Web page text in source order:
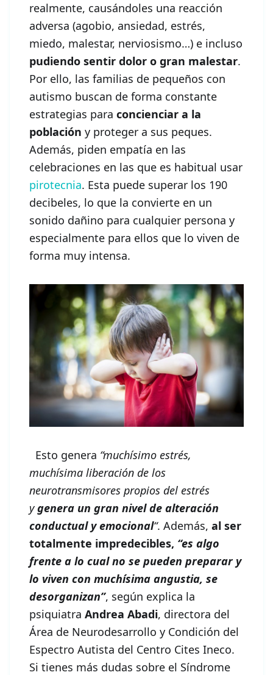
realmente, causándoles una reacción
adversa (agobio, ansiedad, estrés,
miedo, malestar, nerviosismo…) e incluso
pudiendo sentir dolor o gran malestar.
Por ello, las familias de pequeños con
autismo buscan de forma constante
estrategias para concienciar a la
población y proteger a sus peques.
Además, piden empatía en las
celebraciones en las que es habitual usar
pirotecnia. Esta puede superar los 190
decibeles, lo que la convierte en un
sonido dañino para cualquier persona y
especialmente para ellos que lo viven de
forma muy intensa.
Esto genera “muchísimo estrés,
muchísima liberación de los
neurotransmisores propios del estrés
ygenera un gran nivel de alteración
conductual y emocional“. Además, al ser
totalmente impredecibles, “es algo
frente a lo cual no se pueden preparar y
lo viven con muchísima angustia, se
desorganizan”, según explica la
psiquiatra Andrea Abadi, directora del
Área de Neurodesarrollo y Condición del
Espectro Autista del Centro Cites Ineco.
Si tienes más dudas sobre el Síndrome